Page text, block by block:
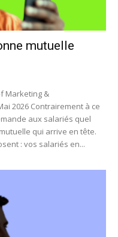
mutuelle
Marketing &
2026 Contrairement à ce
aux salariés quel
qui arrive en tête.
: vos salariés en...